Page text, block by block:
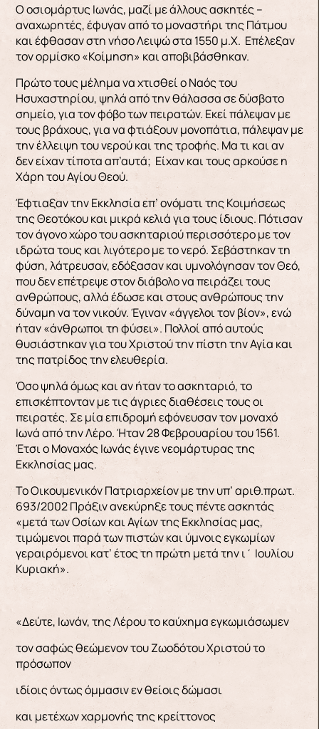
Ο οσιομάρτυς Ιωνάς, μαζί με άλλους ασκητές –
αναχωρητές, έφυγαν από το μοναστήρι της Πάτμου
και έφθασαν στη νήσο Λειψώ στα 1550 μ.Χ. Επέλεξαν
τον ορμίσκο «Κοίμηση» και αποβιβάσθηκαν.
Πρώτο τους μέλημα να χτισθεί ο Ναός του
Ησυχαστηρίου, ψηλά από την θάλασσα σε δύσβατο
σημείο, για τον φόβο των πειρατών. Εκεί πάλεψαν με
τους βράχους, για να φτιάξουν μονοπάτια, πάλεψαν με
την έλλειψη του νερού και της τροφής. Μα τι και αν
δεν είχαν τίποτα απ’αυτά; Είχαν και τους αρκούσε η
Χάρη του Αγίου Θεού.
Έφτιαξαν την Εκκλησία επ’ ονόματι της Κοιμήσεως
της Θεοτόκου και μικρά κελιά για τους ίδιους. Πότισαν
τον άγονο χώρο του ασκηταριού περισσότερο με τον
ιδρώτα τους και λιγότερο με το νερό. Σεβάστηκαν τη
φύση, λάτρευσαν, εδόξασαν και υμνολόγησαν τον Θεό,
που δεν επέτρεψε στον διάβολο να πειράζει τους
ανθρώπους, αλλά έδωσε και στους ανθρώπους την
δύναμη να τον νικούν. Έγιναν «άγγελοι τον βίον», ενώ
ήταν «άνθρωποι τη φύσει». Πολλοί από αυτούς
θυσιάστηκαν για του Χριστού την πίστη την Αγία και
της πατρίδος την ελευθερία.
Όσο ψηλά όμως και αν ήταν το ασκηταριό, το
επισκέπτονταν με τις άγριες διαθέσεις τους οι
πειρατές. Σε μία επιδρομή εφόνευσαν τον μοναχό
Ιωνά από την Λέρο. Ήταν 28 Φεβρουαρίου του 1561.
Έτσι ο Μοναχός Ιωνάς έγινε νεομάρτυρας της
Εκκλησίας μας.
Το Οικουμενικόν Πατριαρχείον με την υπ’ αριθ.πρωτ.
693/2002 Πράξιν ανεκύρηξε τους πέντε ασκητάς
«μετά των Οσίων και Αγίων της Εκκλησίας μας,
τιμώμενοι παρά των πιστών και ύμνοις εγκωμίων
γεραιρόμενοι κατ’ έτος τη πρώτη μετά την ι΄ Ιουλίου
Κυριακή».
«Δεύτε, Ιωνάν, της Λέρου το καύχημα εγκωμιάσωμεν
τον σαφώς θεώμενον του Ζωοδότου Χριστού το
πρόσωπον
ιδίοις όντως όμμασιν εν θείοις δώμασι
και μετέχων χαρμονής της κρείττονος